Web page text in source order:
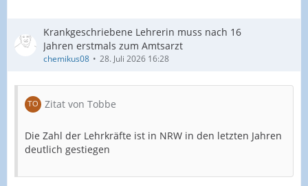
Krankgeschriebene Lehrerin muss nach 16
Jahren erstmals zum Amtsarzt
chemikus08 28. Juli 2026 16:28
Zitat von Tobbe
Die Zahl der Lehrkräfte ist in NRW in den letzten Jahren
deutlich gestiegen